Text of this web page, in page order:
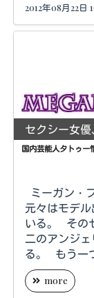
2012年08月22日
セクシー女
国内芸能人タトゥー
元々はモデ
いる。 そのセクシーさともう一つの理由から「第
二のアンジ
る。 も
more